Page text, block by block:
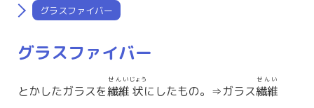
グラスファイバー
グラスファイバー
とかしたガラスを繊維
せんい
状
じょう
にしたもの。⇒ガラス繊維
せんい